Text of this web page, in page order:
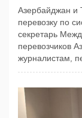
Азербайджан и
перевозку по
секретарь
перевозчиков
журналистам,